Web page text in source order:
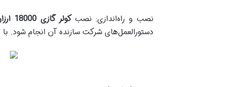
نصب و راه‌اندازی: نصبکولر گازی 18000 ارزان
دستورالعمل‌های شرکت سازنده آن انجام شود. با